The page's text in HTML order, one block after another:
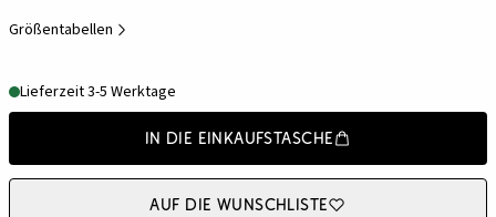
Größentabellen
Lieferzeit 3-5 Werktage
In die Einkaufstasche
Auf die Wunschliste